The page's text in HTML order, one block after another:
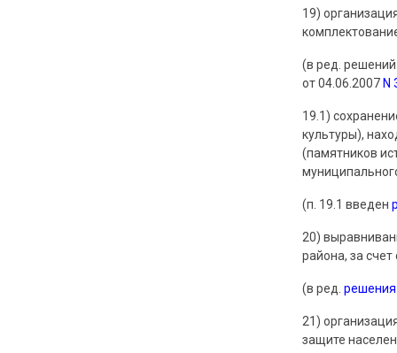
19)
(в ред.
от 04.06.2007 N
19.1)
культуры),
(памятников
(п. 19.1 введен
20)
района, за
(в ред. решения
21)
защите